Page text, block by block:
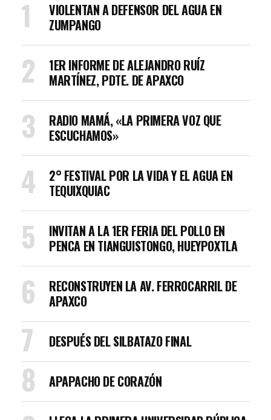
VIOLENTAN A DEFENSOR DEL AGUA EN
ZUMPANGO
1ER INFORME DE ALEJANDRO RUÍZ
MARTÍNEZ, PDTE. DE APAXCO
RADIO MAMÁ, «LA PRIMERA VOZ QUE
ESCUCHAMOS»
2° FESTIVAL POR LA VIDA Y EL AGUA EN
TEQUIXQUIAC
INVITAN A LA 1ER FERIA DEL POLLO EN
PENCA EN TIANGUISTONGO, HUEYPOXTLA
RECONSTRUYEN LA AV. FERROCARRIL DE
APAXCO
DESPUÉS DEL SILBATAZO FINAL
APAPACHO DE CORAZÓN